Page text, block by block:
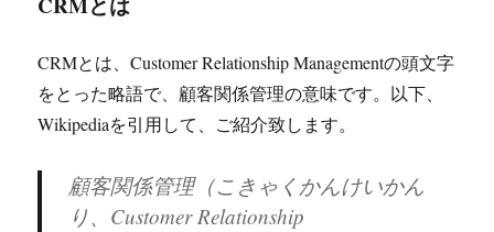
CRMとは、Customer Relationship Managementの頭文字
をとった略語で、顧客関係管理の意味です。以下、
Wikipediaを引用して、ご紹介致します。
顧客関係管理（こきゃくかんけいかん
り、Customer Relationship